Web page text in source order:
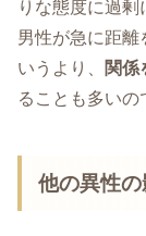
りな態度に過
男性が急に距離
いうより、
関係
ることも多いの
他の異性